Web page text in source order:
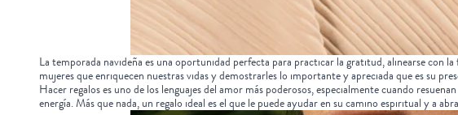
La temporada navideña es una oportunidad perfecta para practicar la gratitud, alinearse con
mujeres que enriquecen nuestras vidas y demostrarles lo importante y apreciada que es su
Hacer regalos es uno de los lenguajes del amor más poderosos, especialmente cuando
energía. Más que nada, un regalo ideal es el que le puede ayudar en su camino espiritual y a